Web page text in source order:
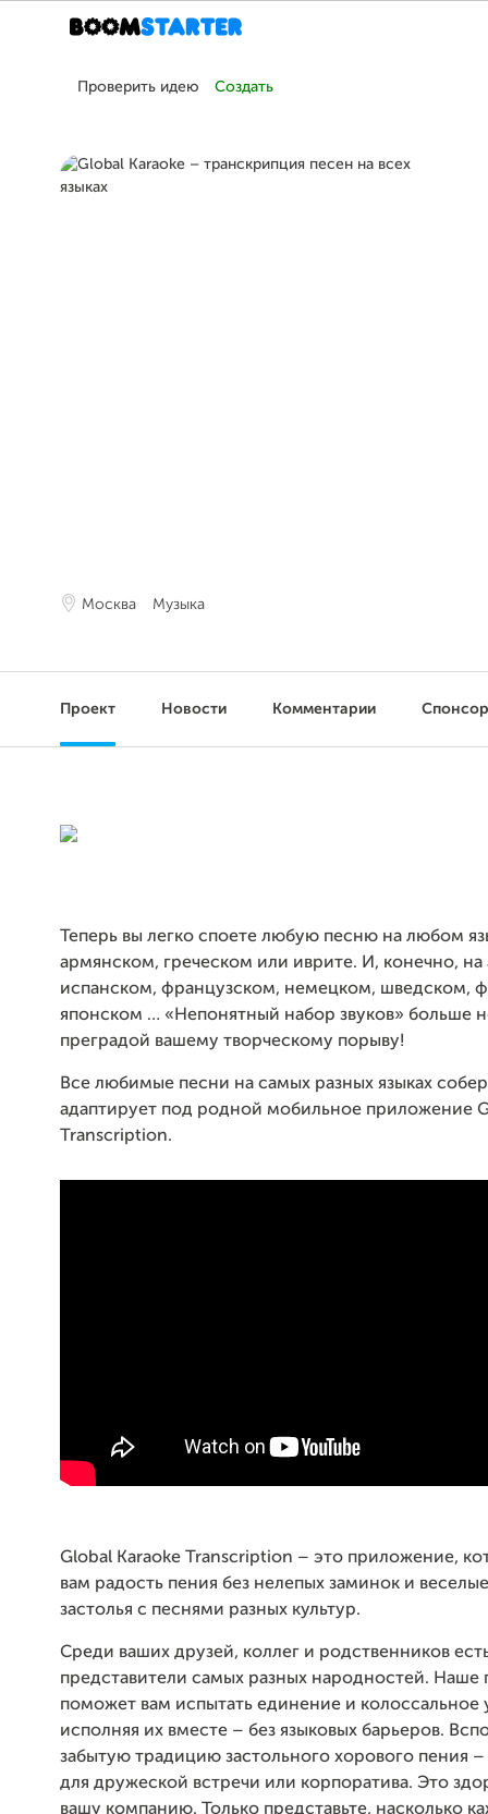
Проверить идею Создать
Москва Музыка
Проект Новости Комментарии
Теперь вы легко споете любую песню на любом
армянском, греческом или иврите. И, конечно, на
испанском, французском, немецком, шведском,
японском … «Непонятный набор звуков» больше
преградой вашему творческому порыву!
Все любимые песни на самых разных языках
адаптирует под родной мобильное приложение
Transcription.
Global Karaoke Transcription – это приложение,
вам радость пения без нелепых заминок и
застолья с песнями разных культур.
Среди ваших друзей, коллег и родственников
представители самых разных народностей.
поможет вам испытать единение и колоссальное
исполняя их вместе – без языковых барьеров.
забытую традицию застольного хорового пения –
для дружеской встречи или корпоратива. Это
вашу компанию. Только представьте, насколько